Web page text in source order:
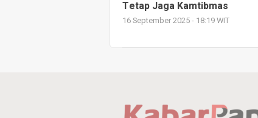
Tetap Jaga Kamtibmas
16 September 2025 - 18:19 WIT